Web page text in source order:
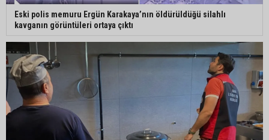
Eski polis memuru Ergün Karakaya’nın öldürüldüğü silahlı
kavganın görüntüleri ortaya çıktı